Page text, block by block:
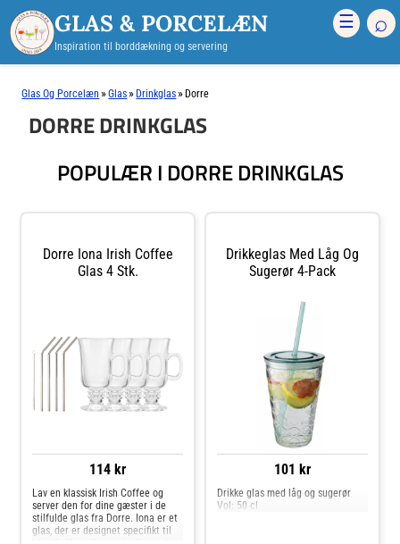
GLAS & PORCELÆN
Inspiration til borddækning og servering
☰ ⌕
Glas Og Porcelæn »Glas » Drinkglas » Dorre
DORRE DRINKGLAS
POPULÆR I DORRE DRINKGLAS
Dorre Iona Irish Coffee
Glas 4 Stk.
114 kr
Lav en klassisk Irish Coffee og
server den for dine gæster i de
stilfulde glas fra Dorre. Iona er et
glas, der er designet specifikt til
Drikkeglas Med Låg Og
Sugerør 4-Pack
101 kr
Drikke glas med låg og sugerør
Vol: 50 cl